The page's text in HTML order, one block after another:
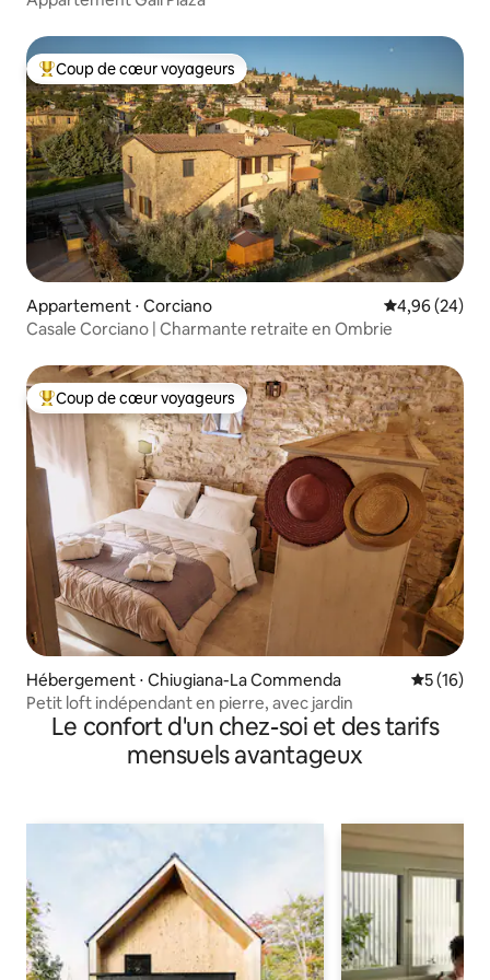
Coups de cœur voyageurs les plus appréciés
Coup de cœur voyageurs
Appartement ⋅ Corciano Évaluation
4,96 (24)
Casale Corciano | Charmante retraite en Ombrie
Coups de cœur voyageurs les plus appréciés
Coup de cœur voyageurs
Hébergement ⋅ Chiugiana-La Commenda
5 (16)
Petit loft indépendant en pierre, avec jardin
Le confort d'un chez-soi et des tarifs
mensuels avantageux